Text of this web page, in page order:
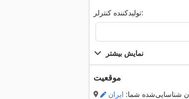
تولیدکننده کنترلر:
نمایش بیشتر
موقعیت
شناسایی‌شده شما: ایران
Fat Haco